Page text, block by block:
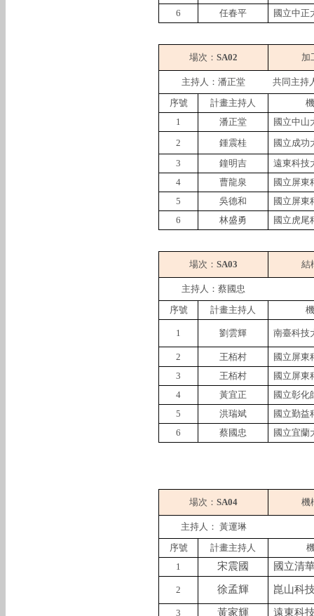
6
任春平 國立中正
場次： SA02 加
主持人：潘正堂
共同主持
序號
計畫主持人
1
潘正堂
國立中山
2
鍾震桂
國立成功
3
鐘明吉
遠東科技
4
曹龍泉
國立屏東
5
吳德和
國立屏東
6
林盛勇 國立虎尾
場次： SA03 結
主持人：蔡國忠
序號
計畫主持人
1 劉雲輝 南臺科技
2 王栢村
國立屏東
3
王栢村
國立屏東
4
黃宜正
國立彰化
5
洪瑞斌
國立勤益
6
蔡國忠 國立宜蘭
場次： SA04 機
主持人： 黃運琳
序號
計畫主持人
1
宋震國 國立清
2 徐孟輝 崑山科
3 黃家輝 遠東科